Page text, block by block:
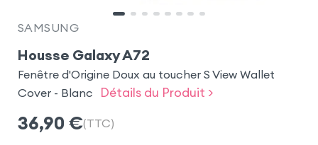
SAMSUNG
Housse Galaxy A72
Fenêtre d'Origine Doux au toucher S View Wallet
Cover - Blanc
Détails du Produit >
36,90 €(TTC)